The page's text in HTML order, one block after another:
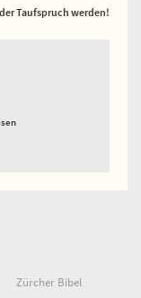
Taufspruch werden!
Zürcher Bibel